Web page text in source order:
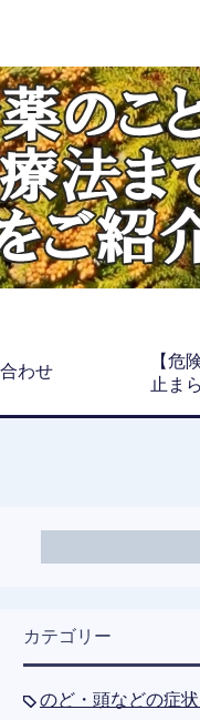
わせ
【危
止ま
カテゴリー
のど・頭などの症